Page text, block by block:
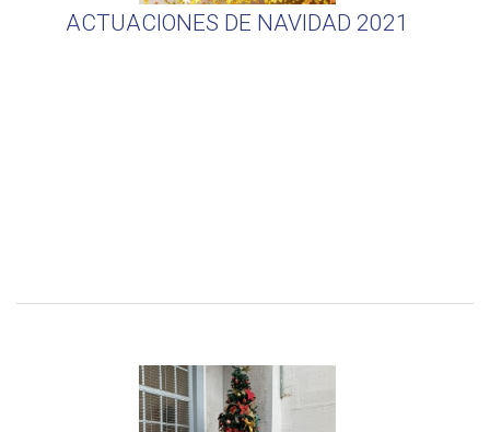
ACTUACIONES DE NAVIDAD 2021